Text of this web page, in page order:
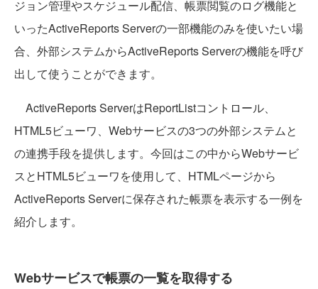
ジョン管理やスケジュール配信、帳票閲覧のログ機能と
いったActiveReports Serverの一部機能のみを使いたい場
合、外部システムからActiveReports Serverの機能を呼び
出して使うことができます。
ActiveReports ServerはReportListコントロール、
HTML5ビューワ、Webサービスの3つの外部システムと
の連携手段を提供します。今回はこの中からWebサービ
スとHTML5ビューワを使用して、HTMLページから
ActiveReports Serverに保存された帳票を表示する一例を
紹介します。
Webサービスで帳票の一覧を取得する